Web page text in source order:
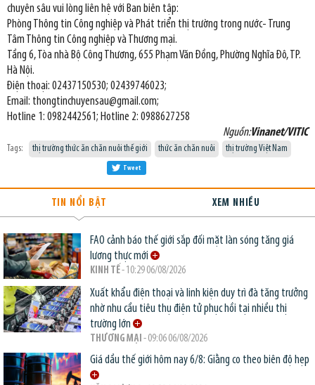
chuyên sâu vui lòng liên hệ với Ban biên tập:
Phòng Thông tin Công nghiệp và Phát triển thị trường trong nước- Trung
Tâm Thông tin Công nghiệp và Thương mại.
Tầng 6, Tòa nhà Bộ Công Thương, 655 Phạm Văn Đồng, Phường Nghĩa Đô, TP.
Hà Nội.
Điện thoại: 02437150530; 02439746023;
Email: thongtinchuyensau@gmail.com;
Hotline 1: 0982442561; Hotline 2: 0988627258
Nguồn:Vinanet/VITIC
Tags: thị trường thức ăn chăn nuôi thế giới thức ăn chăn nuôi thị trường Việt Nam
Tweet
TIN NỔI BẬT XEM NHIỀU
FAO cảnh báo thế giới sắp đối mặt làn sóng tăng giá
lương thực mới
KINH TẾ- 10:29 06/08/2026
Xuất khẩu điện thoại và linh kiện duy trì đà tăng trưởng
nhờ nhu cầu tiêu thụ điện tử phục hồi tại nhiều thị
trường lớn
THƯƠNG MẠI - 09:06 06/08/2026
Giá dầu thế giới hôm nay 6/8: Giằng co theo biên độ hẹp